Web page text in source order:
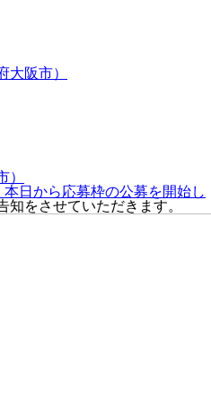
大阪市）
）
本日から応募枠の公募を開始し
知をさせていただきます。